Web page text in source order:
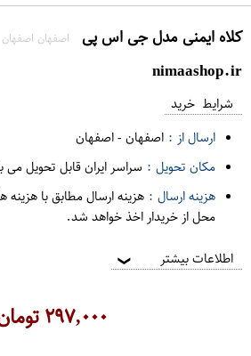
کلاه ایمنی مدل جی اس پی اصفهان اصفهان
nimaashop.ir
شرایط خرید
ارسال از : اصفهان-اصفهان
مکان تحویل : سراسر ایران قابل تحویل می
هزینه ارسال : هزینه ارسال مطابق با
محل از خریدار اخذ خواهد شد.
اطلاعات بیشتر ❯
۲۹۷,۰۰۰